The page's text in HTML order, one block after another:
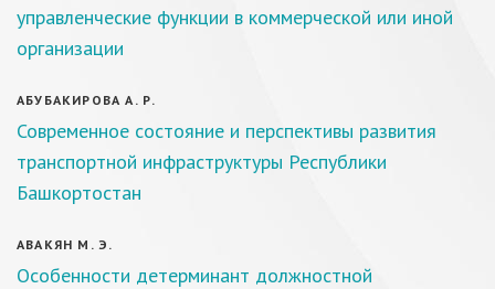
управленческие функции в коммерческой или иной
организации
АБУБАКИРОВА А. Р.
Современное состояние и перспективы развития
транспортной инфраструктуры Республики
Башкортостан
АВАКЯН М. Э.
Особенности детерминант должностной